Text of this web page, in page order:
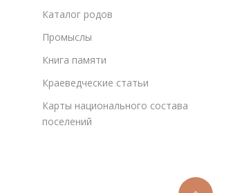
Каталог родов
Промыслы
Книга памяти
Краеведческие статьи
Карты национального состава
поселений